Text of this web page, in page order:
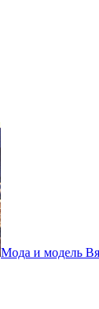
Мода и модель